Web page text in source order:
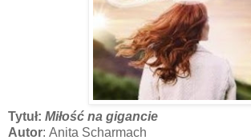
Tytuł: Miłość na gigancie
Autor: Anita Scharmach